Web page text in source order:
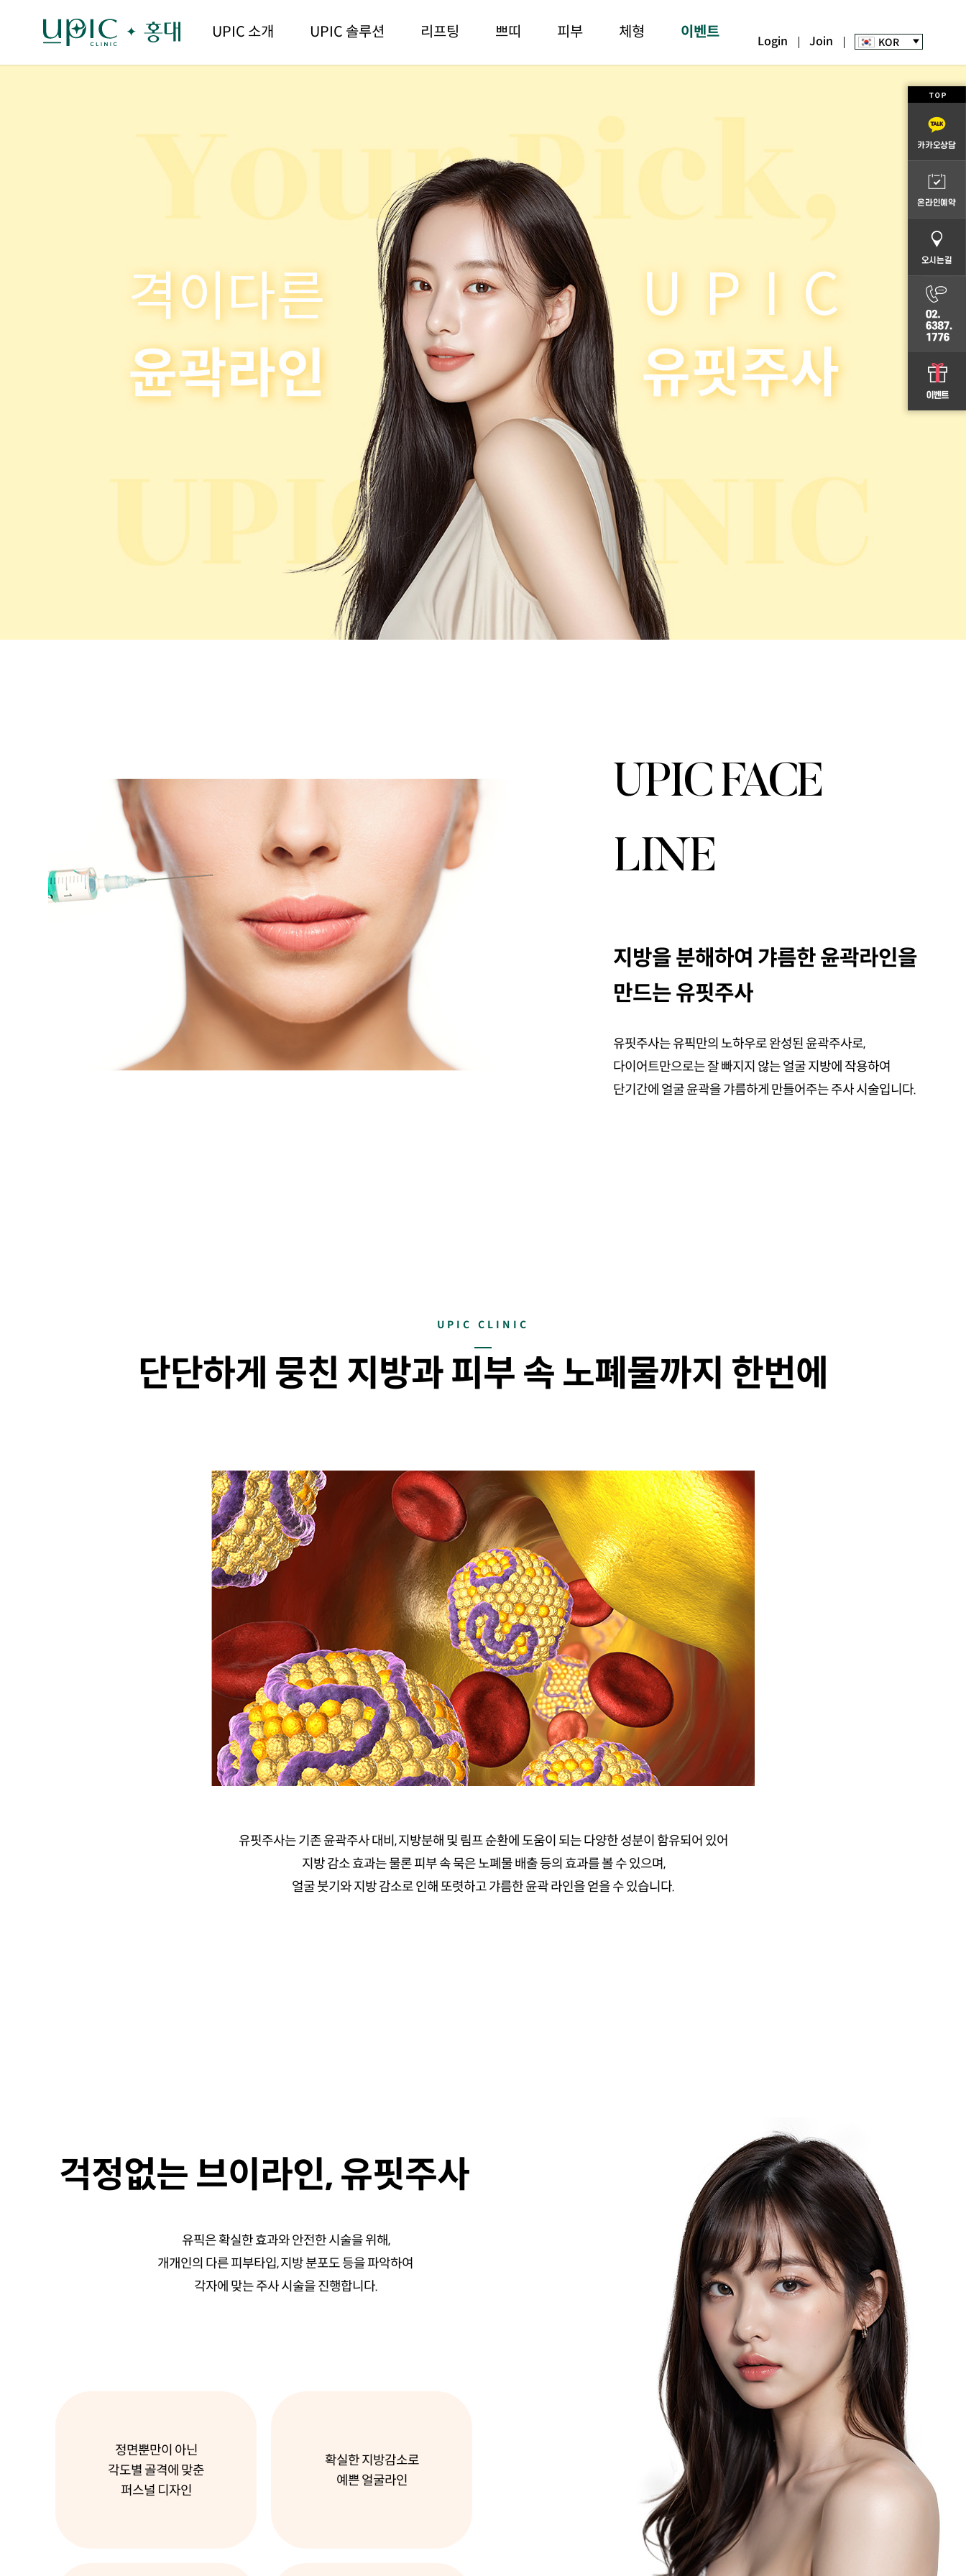
UPIC 소개 UPIC 솔루션 리프팅 쁘띠 피부 체형 이벤트 Login Join KOR
UPIC FACE
LINE
지방을 분해하여 갸름한 윤곽라인을
만드는 유핏주사
유핏주사는 유픽만의 노하우로 완성된 윤곽주사로,
다이어트만으로는 잘 빠지지 않는 얼굴 지방에 작용하여
단기간에 얼굴 윤곽을 갸름하게 만들어주는 주사 시술입니다.
UPIC CLINIC
단단하게 뭉친 지방과 피부 속 노폐물까지 한번에
유핏주사는 기존 윤곽주사 대비, 지방분해 및 림프 순환에 도움이 되는 다양한 성분이 함유되어 있어
지방 감소 효과는 물론 피부 속 묵은 노폐물 배출 등의 효과를 볼 수 있으며,
얼굴 붓기와 지방 감소로 인해 또렷하고 갸름한 윤곽 라인을 얻을 수 있습니다.
걱정없는 브이라인, 유핏주사
유픽은 확실한 효과와 안전한 시술을 위해,
개개인의 다른 피부타입, 지방 분포도 등을 파악하여
각자에 맞는 주사 시술을 진행합니다.
정면뿐만이 아닌
각도별 골격에 맞춘
퍼스널 디자인
확실한 지방감소로
예쁜 얼굴라인